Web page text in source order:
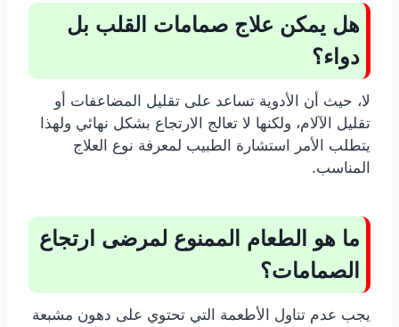
هل يمكن علاج صمامات القلب بل
دواء؟
لا، حيث أن الأدوية تساعد على تقليل المضاعفات أو
تقليل الآلام، ولكنها لا تعالج الارتجاع بشكل نهائي ولهذا
يتطلب الأمر استشارة الطبيب لمعرفة نوع العلاج
المناسب.
ما هو الطعام الممنوع لمرضى ارتجاع
الصمامات؟
يجب عدم تناول الأطعمة التي تحتوي على دهون مشبعة